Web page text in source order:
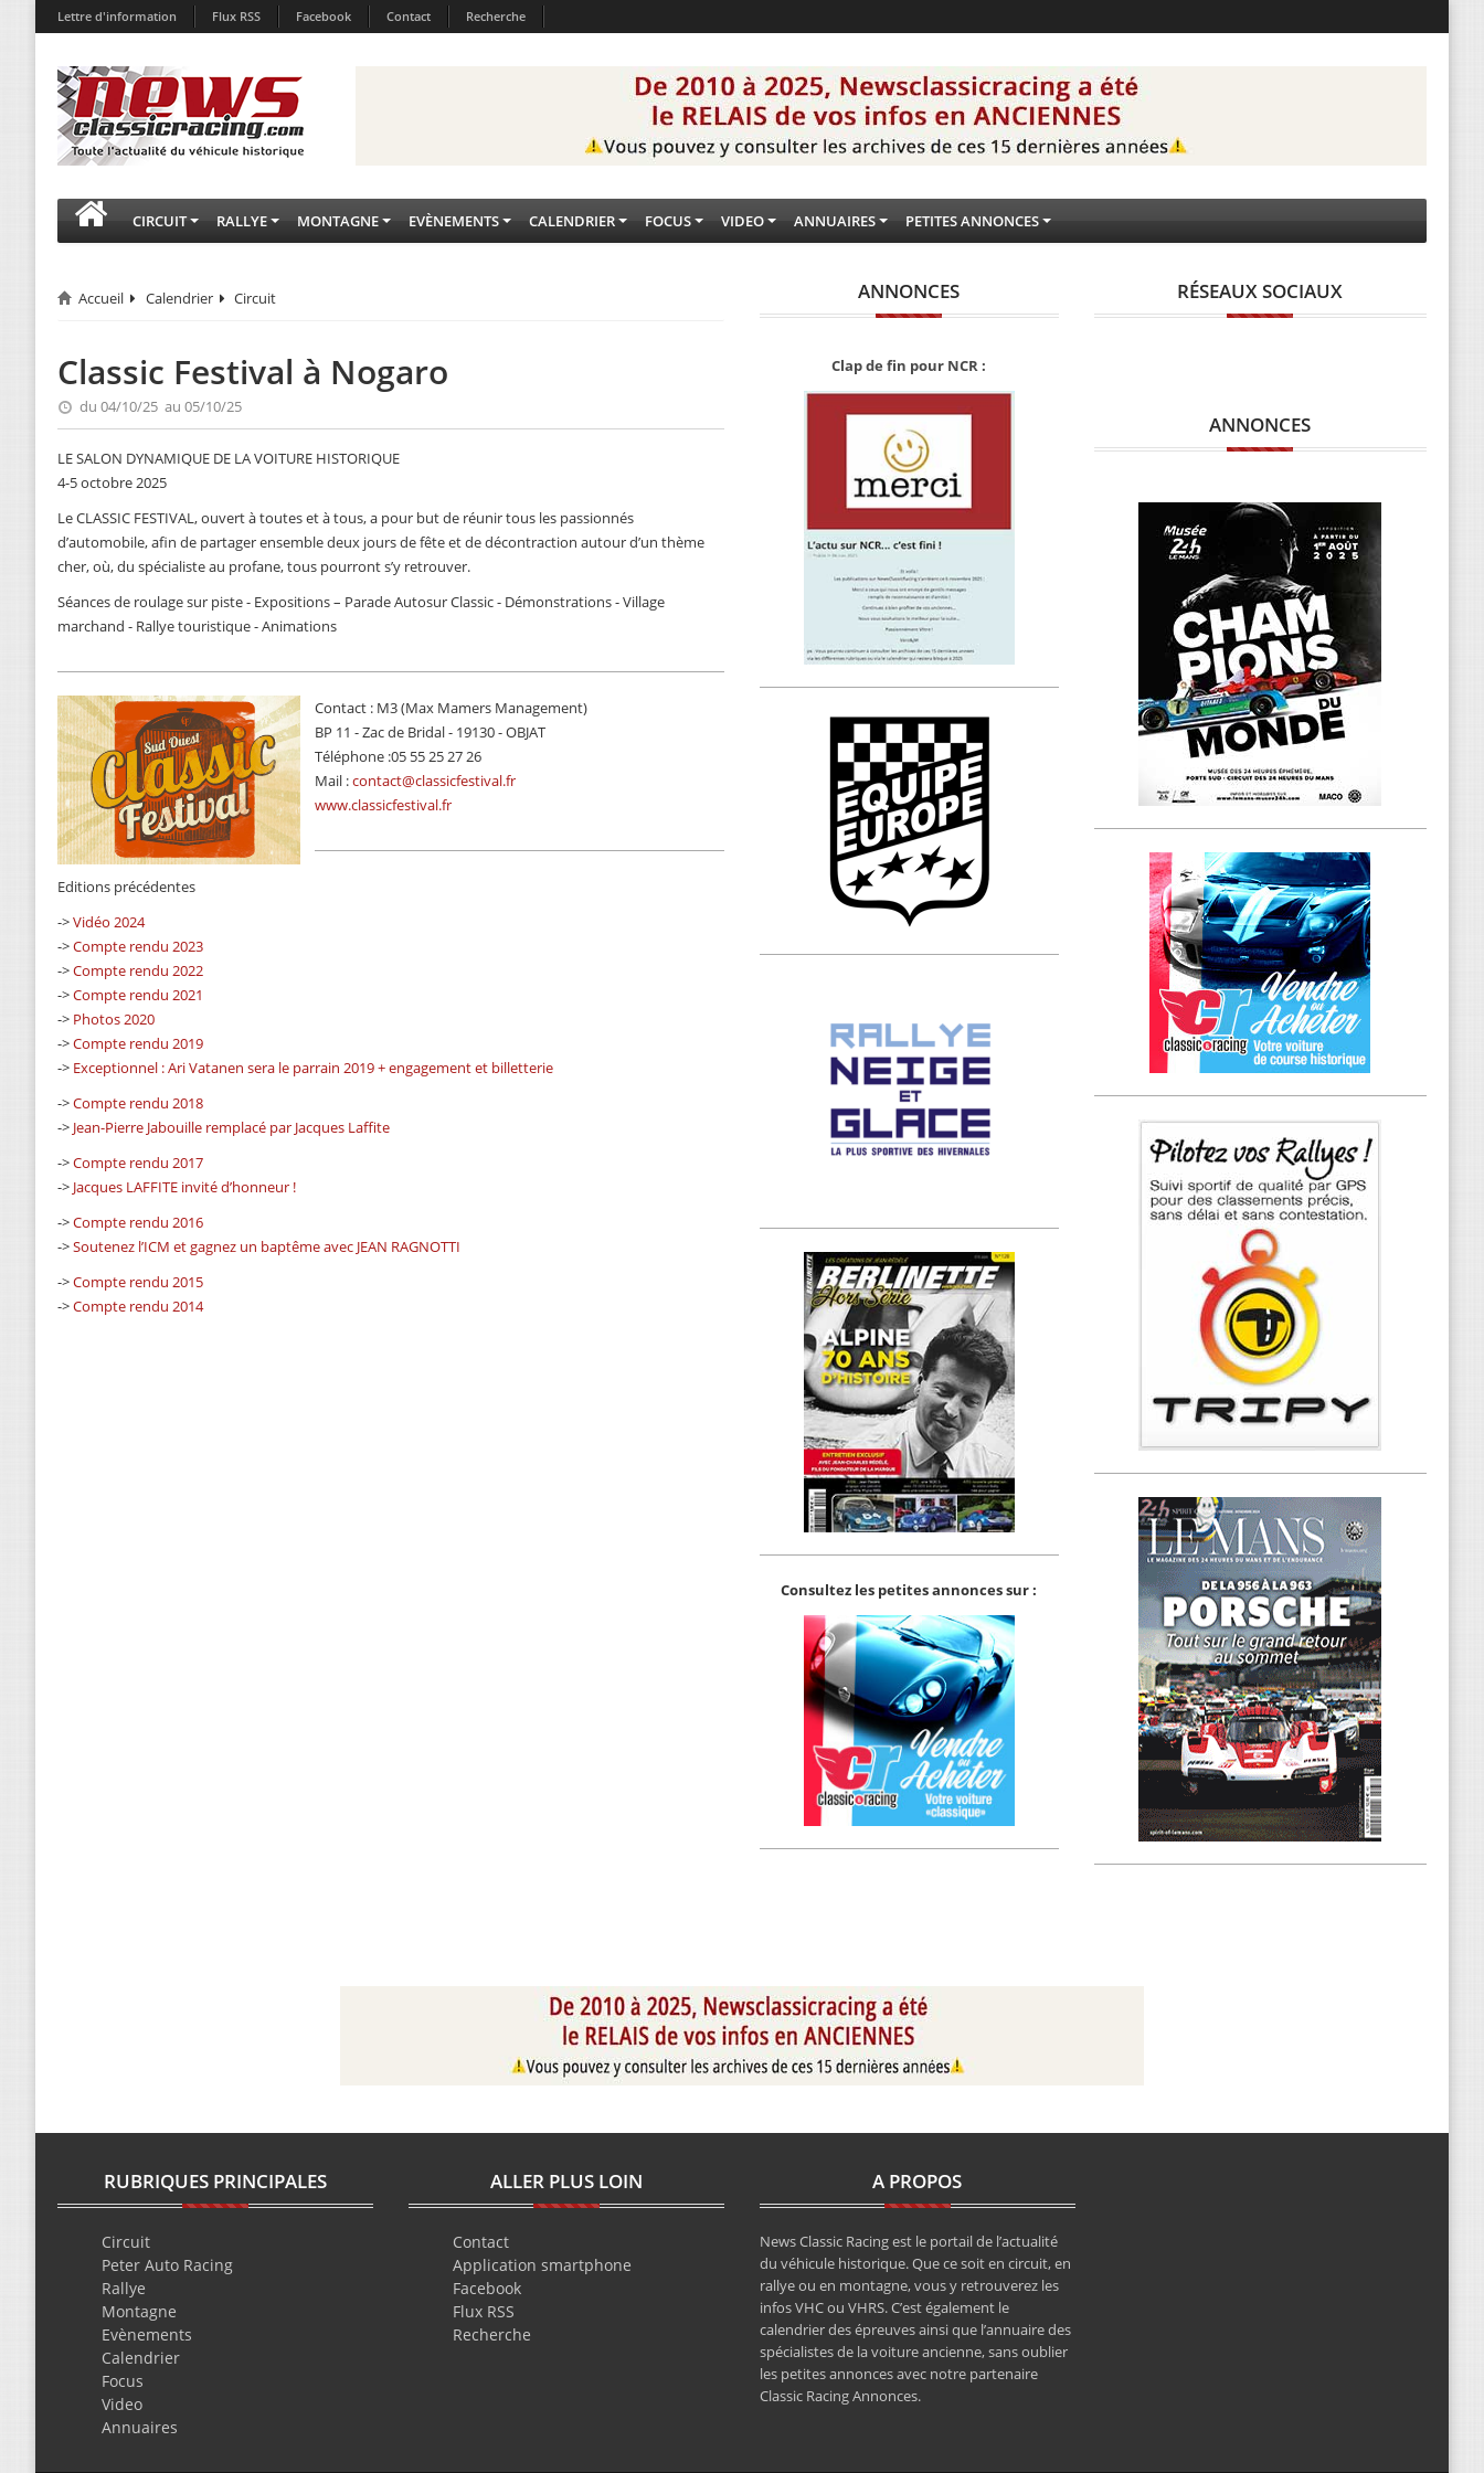
Lettre d'information Flux RSS Facebook Contact Recherche
CIRCUIT RALLYE MONTAGNE EVÈNEMENTS CALENDRIER FOCUS VIDEO ANNUAIRES PETITES ANNONCES
Accueil Calendrier Circuit
Classic Festival à Nogaro
du 04/10/25 au 05/10/25
LE SALON DYNAMIQUE DE LA VOITURE HISTORIQUE
4-5 octobre 2025
Le CLASSIC FESTIVAL, ouvert à toutes et à tous, a pour but de réunir tous les passionnés
d’automobile, afin de partager ensemble deux jours de fête et de décontraction autour d’un thème
cher, où, du spécialiste au profane, tous pourront s’y retrouver.
Séances de roulage sur piste - Expositions – Parade Autosur Classic - Démonstrations - Village
marchand - Rallye touristique - Animations
Contact : M3 (Max Mamers Management)
BP 11 - Zac de Bridal - 19130 - OBJAT
Téléphone :05 55 25 27 26
Mail :contact@classicfestival.fr
www.classicfestival.fr
Editions précédentes
->Vidéo 2024
->Compte rendu 2023
->Compte rendu 2022
->Compte rendu 2021
-> Photos 2020
->Compte rendu 2019
-> Exceptionnel : Ari Vatanen sera le parrain 2019 + engagement et billetterie
->Compte rendu 2018
-> Jean-Pierre Jabouille remplacé par Jacques Laffite
->Compte rendu 2017
-> Jacques LAFFITE invité d’honneur !
->Compte rendu 2016
->Soutenez l’ICM et gagnez un baptême avec JEAN RAGNOTTI
->Compte rendu 2015
->Compte rendu 2014
ANNONCES
Clap de fin pour NCR :
Consultez les petites annonces sur :
RÉSEAUX SOCIAUX
ANNONCES
RUBRIQUES PRINCIPALES
Circuit
Peter Auto Racing
Rallye
Montagne
Evènements
Calendrier
Focus
Video
Annuaires
ALLER PLUS LOIN
Contact
Application smartphone
Facebook
Flux RSS
Recherche
A PROPOS
News Classic Racing est le portail de l’actualité
du véhicule historique. Que ce soit en circuit, en
rallye ou en montagne, vous y retrouverez les
infos VHC ou VHRS. C’est également le
calendrier des épreuves ainsi que l’annuaire des
spécialistes de la voiture ancienne, sans oublier
les petites annonces avec notre partenaire
Classic Racing Annonces.